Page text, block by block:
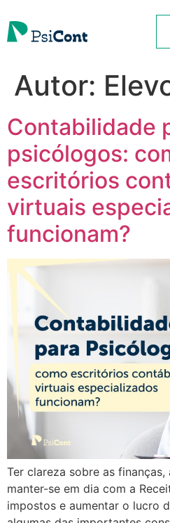
Autor:
Contabilidade
psicólogos:
escritórios
virtuais
funcionam?
Ter clareza sobre as finanças,
manter-se em dia com a
impostos e aumentar o lucro